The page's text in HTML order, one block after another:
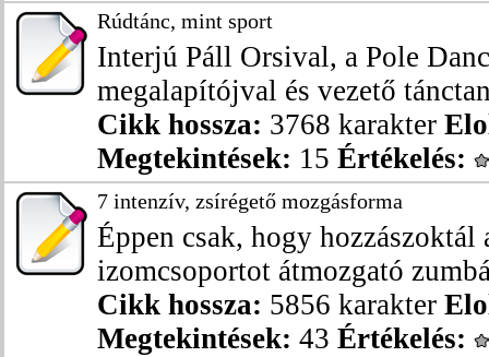
Rúdtánc, mint sport
Interjú Páll Orsival, a Pole
megalapítójval és vezető
Cikk hossza: 3768 karakter
Megtekintések: 15 Értékelés:
7 intenzív, zsírégető mozgásforma
Éppen csak, hogy hozzászoktál
izomcsoportot átmozgató
Cikk hossza: 5856 karakter
Megtekintések: 43 Értékelés: